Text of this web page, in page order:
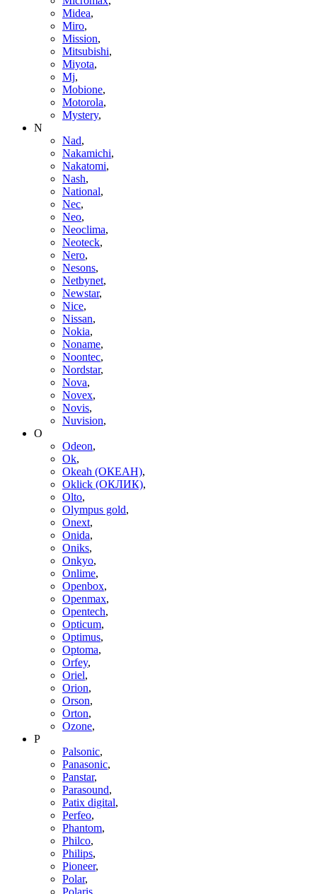
Midea,
Miro,
Mission,
Mitsubishi,
Miyota,
Mj,
Mobione,
Motorola,
Mystery,
N
Nad,
Nakamichi,
Nakatomi,
Nash,
National,
Nec,
Neo,
Neoclima,
Neoteck,
Nero,
Nesons,
Netbynet,
Newstar,
Nice,
Nissan,
Nokia,
Noname,
Noontec,
Nordstar,
Nova,
Novex,
Novis,
Nuvision,
O
Odeon,
Ok,
Okeah (ОКЕАН),
Oklick (ОКЛИК),
Olto,
Olympus gold,
Onext,
Onida,
Oniks,
Onkyo,
Onlime,
Openbox,
Openmax,
Opentech,
Opticum,
Optimus,
Optoma,
Orfey,
Oriel,
Orion,
Orson,
Orton,
Ozone,
P
Palsonic,
Panasonic,
Panstar,
Parasound,
Patix digital,
Perfeo,
Phantom,
Philco,
Philips,
Pioneer,
Polar,
Polaris,